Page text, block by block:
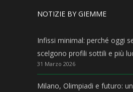
NOTIZIE BY GIEMME
Infissi minimal: perché oggi
scelgono profili sottili e più
31 Marzo 2026
Milano, Olimpiadi e futuro: